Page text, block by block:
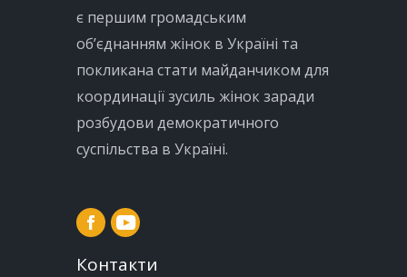
є першим громадським
об’єднанням жінок в Україні та
покликана стати майданчиком для
координації зусиль жінок заради
розбудови демократичного
суспільства в Україні.
Контакти